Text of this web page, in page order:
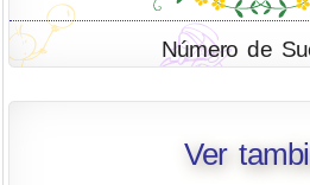
Número de
Ver